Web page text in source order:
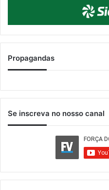
Propagandas
Se inscreva no nosso canal